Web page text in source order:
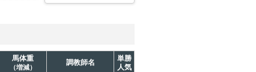
馬体重
（増減）
調教師名
単勝
人気